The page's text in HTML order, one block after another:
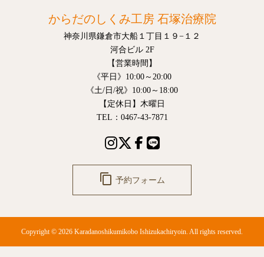
からだのしくみ工房 石塚治療院
神奈川県鎌倉市大船１丁目１９−１２
河合ビル 2F
【営業時間】
《平日》10:00～20:00
《土/日/祝》10:00～18:00
【定休日】木曜日
TEL：0467-43-7871
content_copy 予約フォーム
Copyright © 2026 Karadanoshikumikobo Ishizukachiryoin. All rights reserved.